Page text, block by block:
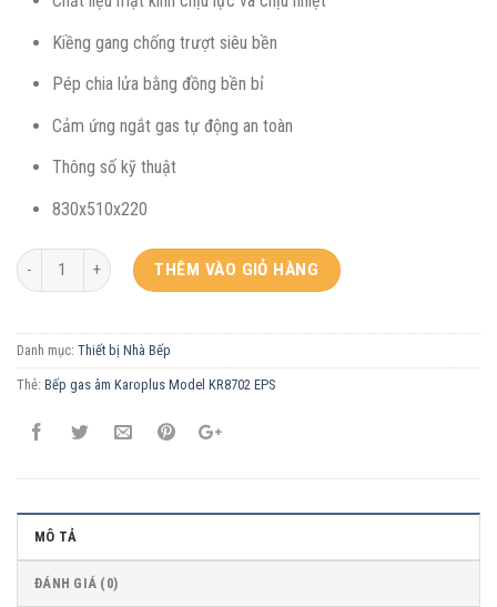
Kiềng gang chống trượt siêu bền
Pép chia lửa bằng đồng bền bỉ
Cảm ứng ngắt gas tự động an toàn
Thông số kỹ thuật
830x510x220
THÊM VÀO GIỎ HÀNG
Danh mục: Thiết bị Nhà Bếp
Thẻ: Bếp gas âm Karoplus Model KR8702 EPS
MÔ TẢ
ĐÁNH GIÁ (0)